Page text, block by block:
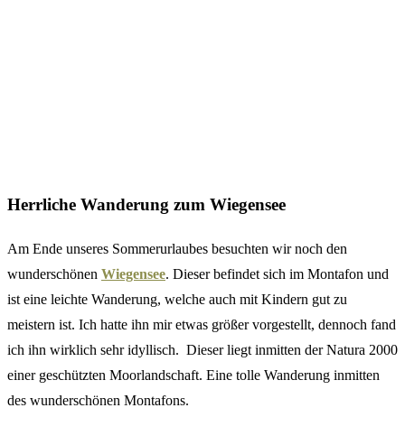
Herrliche Wanderung zum Wiegensee
Am Ende unseres Sommerurlaubes besuchten wir noch den
wunderschönen Wiegensee. Dieser befindet sich im Montafon und
ist eine leichte Wanderung, welche auch mit Kindern gut zu
meistern ist. Ich hatte ihn mir etwas größer vorgestellt, dennoch fand
ich ihn wirklich sehr idyllisch. Dieser liegt inmitten der Natura 2000
einer geschützten Moorlandschaft. Eine tolle Wanderung inmitten
des wunderschönen Montafons.